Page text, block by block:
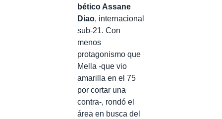
bético Assane
Diao, internacional
sub-21. Con
menos
protagonismo que
Mella -que vio
amarilla en el 75
por cortar una
contra-, rondó el
área en busca del